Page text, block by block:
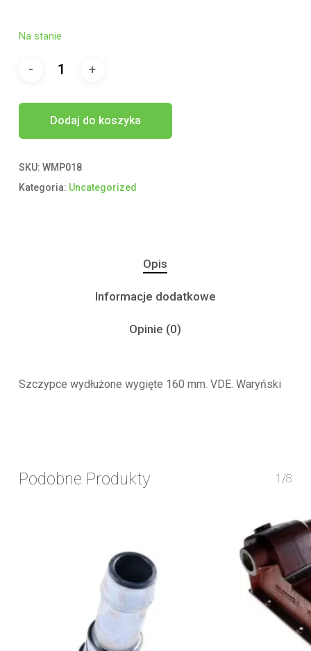
Na stanie
Dodaj do koszyka
SKU: WMP018
Kategoria: Uncategorized
Opis
Informacje dodatkowe
Opinie (0)
Szczypce wydłużone wygięte 160 mm. VDE. Waryński
Podobne Produkty 1/8